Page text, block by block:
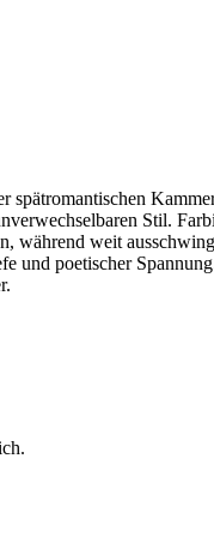
spätromantischen
Stil.
weit
und poetischer